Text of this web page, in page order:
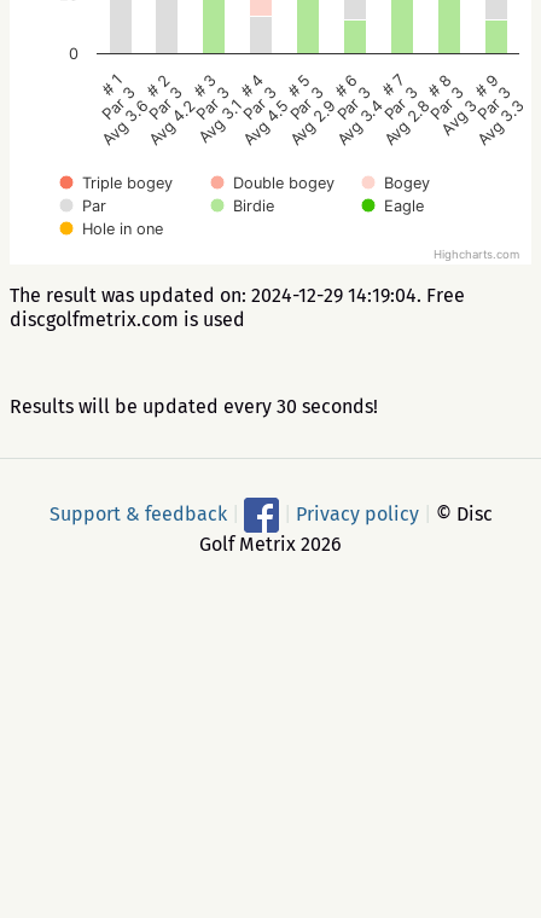
Triple bogey Double bogey
Bogey
Par
Birdie
Eagle
Hole in one
# 1
Par 3
Avg 3.6
# 2
Par 3
Avg 4.2
# 3
Par 3
Avg 3.1
# 4
Par 3
Avg 4.5
# 5
Par 3
Avg 2.9
# 6
Par 3
Avg 3.4
# 7
Par 3
Avg 2.8
# 8
Par 3
Avg 3
# 9
Par 3
Avg 3.3
0
Highcharts.com
The result was updated on: 2024-12-29 14:19:04. Free
discgolfmetrix.com is used
Results will be updated every 30 seconds!
Support & feedback Privacy policy
© Disc
Golf Metrix 2026